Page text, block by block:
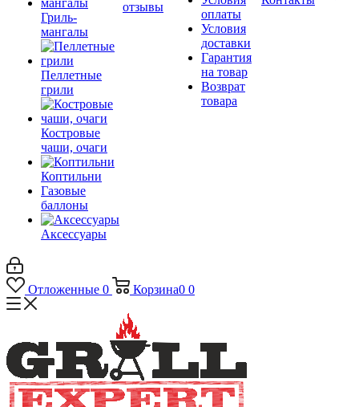
Гриль-
мангалы
Пеллетные
грили
Костровые
чаши, очаги
Коптильни
Газовые
баллоны
Аксессуары
отзывы
оплаты
Условия
доставки
Гарантия
на товар
Возврат
товара
Отложенные 0 Корзина0 0